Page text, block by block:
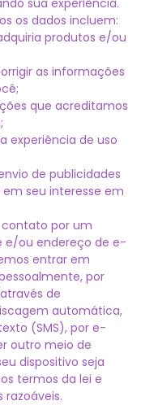
sua experiência.
os dados incluem:
produtos e/ou
as informações
que acreditamos
experiência de uso
de publicidades
seu interesse em
por um
e/ou endereço de e-
entrar em
por
de
automática,
(SMS), por e-
outro meio de
dispositivo seja
termos da lei e